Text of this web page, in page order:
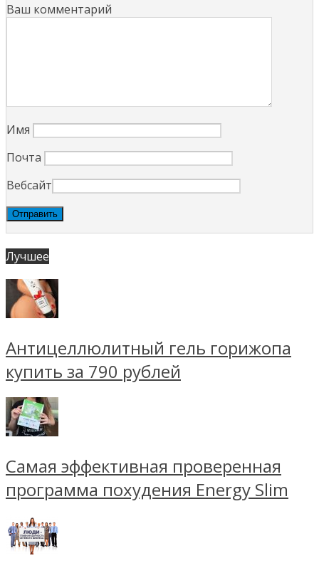
Ваш комментарий
Имя
Почта
Вебсайт
Лучшее
Антицеллюлитный гель горижопа
купить за 790 рублей
Самая эффективная проверенная
программа похудения Energy Slim